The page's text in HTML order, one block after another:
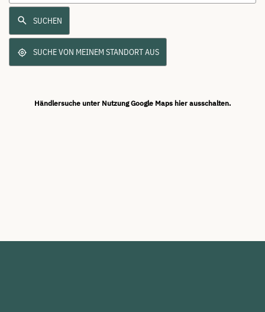
SUCHEN
SUCHE VON MEINEM STANDORT AUS
Händlersuche unter Nutzung Google Maps hier ausschalten.